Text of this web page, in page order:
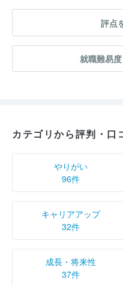
評点
就職難易
カテゴリから評判・口
やりがい
96件
キャリアアップ
32件
成長・将来性
37件